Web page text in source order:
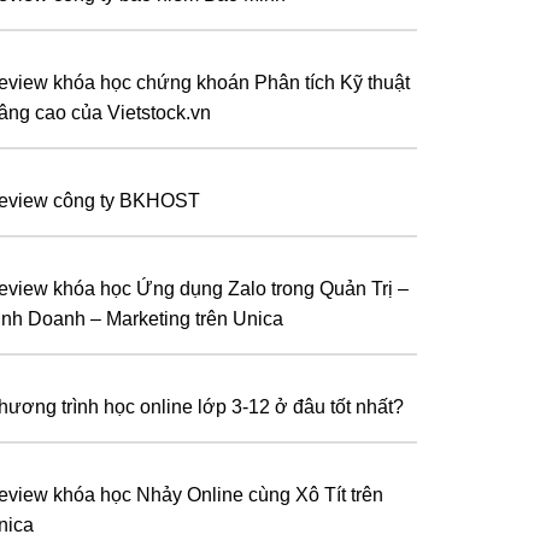
khóa học chứng khoán Phân tích Kỹ thuật
cao của Vietstock.vn
công ty BKHOST
khóa học Ứng dụng Zalo trong Quản Trị –
Doanh – Marketing trên Unica
trình học online lớp 3-12 ở đâu tốt nhất?
khóa học Nhảy Online cùng Xô Tít trên